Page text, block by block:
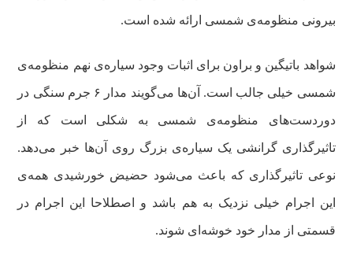
بیرونی منظومه‌ی شمسی ارائه شده است.
شواهد باتیگین و براون برای اثبات وجود سیاره‌ی نهم منظومه‌ی
شمسی خیلی جالب است. آن‌ها می‌گویند مدار ۶ جرم سنگی در
دوردست‌های منظومه‌ی شمسی به شکلی است که از
تاثیرگذاری گرانشی یک سیاره‌ی بزرگ روی آن‌ها خبر می‌دهد.
نوعی تاثیرگذاری که باعث می‌شود حضیض خورشیدی همه‌ی
این اجرام خیلی نزدیک به هم باشد و اصطلاحا این اجرام در
قسمتی از مدار خود خوشه‌ای شوند.